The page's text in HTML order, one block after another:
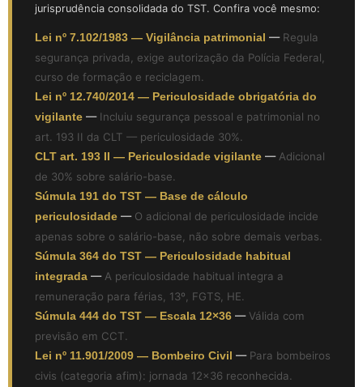
jurisprudência consolidada do TST. Confira você mesmo:
Lei nº 7.102/1983 — Vigilância patrimonial — Regula
segurança privada, exige autorização da Polícia Federal,
curso de formação e reciclagem.
Lei nº 12.740/2014 — Periculosidade obrigatória do
vigilante — Incluiu segurança pessoal e patrimonial no
art. 193 II da CLT — periculosidade 30%.
CLT art. 193 II — Periculosidade vigilante — Adicional
de 30% sobre salário-base.
Súmula 191 do TST — Base de cálculo
periculosidade — O adicional de periculosidade incide
apenas sobre o salário-base, não sobre demais verbas.
Súmula 364 do TST — Periculosidade habitual
integrada — A periculosidade habitual integra a
remuneração para férias, 13º, FGTS, HE.
Súmula 444 do TST — Escala 12×36 — Válida com
previsão em CCT.
Lei nº 11.901/2009 — Bombeiro Civil — Para bombeiros
civis (categoria afim): jornada 12×36 reconhecida.